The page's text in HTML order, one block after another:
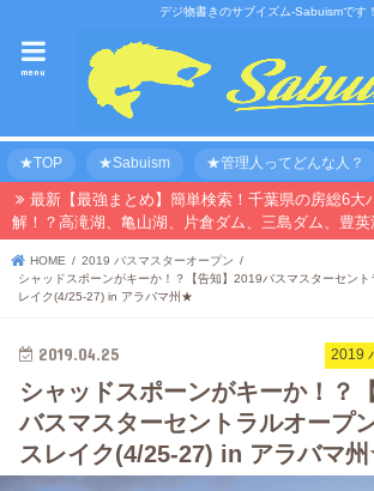
デジ物書きのサブイズム-Sabuismです！
menu
★TOP ★Sabuism ★管理人ってどんな人？
最新【最強まとめ】簡単検索！千葉県の房総6大
解！？高滝湖、亀山湖、片倉ダム、三島ダム、豊英
HOME
2019 バスマスターオープン
シャッドスポーンがキーか！？【告知】2019バスマスターセン
レイク(4/25-27) in アラバマ州★
2019
2019.04.25
シャッドスポーンがキーか！？
バスマスターセントラルオープ
スレイク(4/25-27) in アラバマ